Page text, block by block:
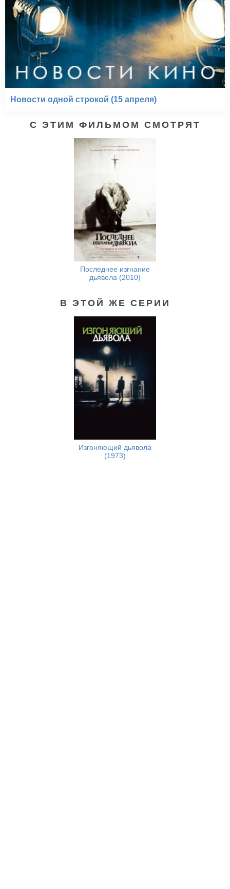
Новости одной строкой (15 апреля)
С ЭТИМ ФИЛЬМОМ СМОТРЯТ
Последнее изгнание
дьявола (2010)
В ЭТОЙ ЖЕ СЕРИИ
Изгоняющий дьявола
(1973)